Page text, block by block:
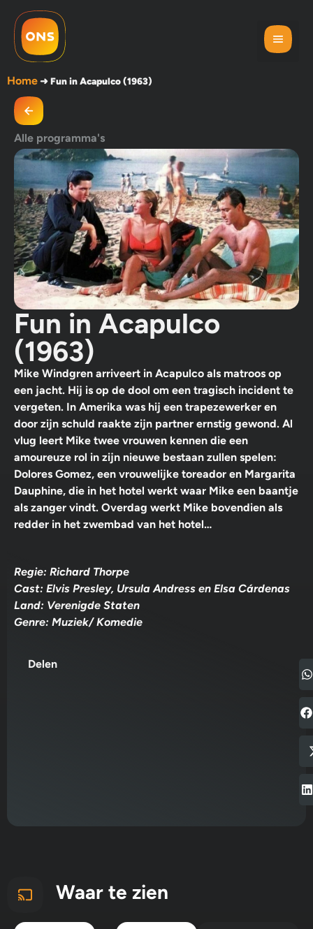
Home➜Fun in Acapulco (1963)
Alle programma's
Fun in Acapulco
(1963)
Mike Windgren arriveert in Acapulco als matroos op
een jacht. Hij is op de dool om een tragisch incident te
vergeten. In Amerika was hij een trapezewerker en
door zijn schuld raakte zijn partner ernstig gewond. Al
vlug leert Mike twee vrouwen kennen die een
amoureuze rol in zijn nieuwe bestaan zullen spelen:
Dolores Gomez, een vrouwelijke toreador en Margarita
Dauphine, die in het hotel werkt waar Mike een baantje
als zanger vindt. Overdag werkt Mike bovendien als
redder in het zwembad van het hotel…
Regie: Richard Thorpe
Cast: Elvis Presley, Ursula Andress en Elsa Cárdenas
Land: Verenigde Staten
Genre: Muziek/ Komedie
Delen
Waar te zien